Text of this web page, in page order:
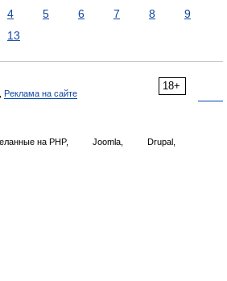
4 5 6 7 8
9
13
18+
Реклама на сайте
на PHP, Joomla,
Drupal,